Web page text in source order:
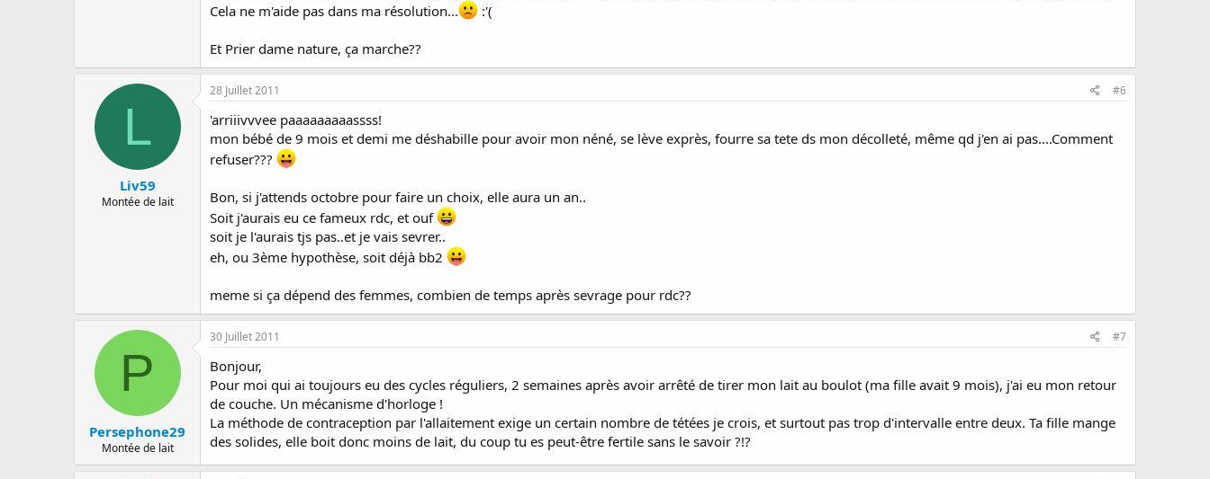
Cela ne m'aide pas dans ma résolution...
:'(
Et Prier dame nature, ça marche??
L
Liv59
Montée de lait
28 Juillet 2011 #6
'arriiivvvee paaaaaaaaassss!
mon bébé de 9 mois et demi me déshabille pour avoir mon néné, se lève exprès, fourre sa tete ds mon décolleté, même qd j'en ai pas....Comment
refuser???
Bon, si j'attends octobre pour faire un choix, elle aura un an..
Soit j'aurais eu ce fameux rdc, et ouf
soit je l'aurais tjs pas..et je vais sevrer..
eh, ou 3ème hypothèse, soit déjà bb2
meme si ça dépend des femmes, combien de temps après sevrage pour rdc??
P
Persephone29
Montée de lait
30 Juillet 2011 #7
Bonjour,
Pour moi qui ai toujours eu des cycles réguliers, 2 semaines après avoir arrêté de tirer mon lait au boulot (ma fille avait 9 mois), j'ai eu mon retour
de couche. Un mécanisme d'horloge !
La méthode de contraception par l'allaitement exige un certain nombre de tétées je crois, et surtout pas trop d'intervalle entre deux. Ta fille mange
des solides, elle boit donc moins de lait, du coup tu es peut-être fertile sans le savoir ?!?